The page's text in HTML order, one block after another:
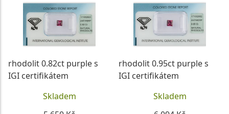
rhodolit 0.82ct purple s
IGI certifikátem
Skladem
rhodolit 0.95ct purple s
IGI certifikátem
Skladem